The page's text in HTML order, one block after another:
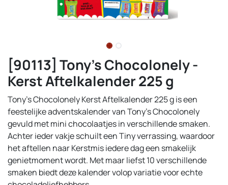
[90113] Tony's Chocolonely -
Kerst Aftelkalender 225 g
Tony’s Chocolonely Kerst Aftelkalender 225 g is een
feestelijke adventskalender van Tony's Chocolonely
gevuld met mini chocolaatjes in verschillende smaken.
Achter ieder vakje schuilt een Tiny verrassing, waardoor
het aftellen naar Kerstmis iedere dag een smakelijk
genietmoment wordt. Met maar liefst 10 verschillende
smaken biedt deze kalender volop variatie voor echte